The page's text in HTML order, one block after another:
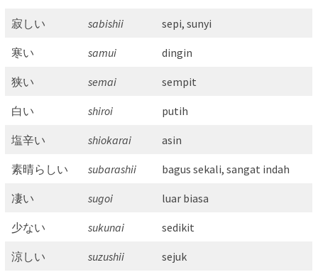
寂しい sabishii sepi, sunyi
寒い samui dingin
狭い semai sempit
白い shiroi putih
塩辛い shiokarai asin
素晴らしい subarashii bagus sekali, sangat indah
凄い sugoi luar biasa
少ない sukunai sedikit
涼しい suzushii sejuk